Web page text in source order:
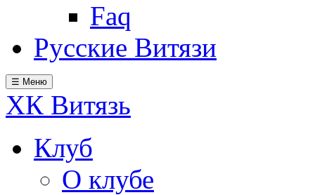
Faq
Русские Витязи
☰ Меню
ХК Витязь
Клуб
О клубе